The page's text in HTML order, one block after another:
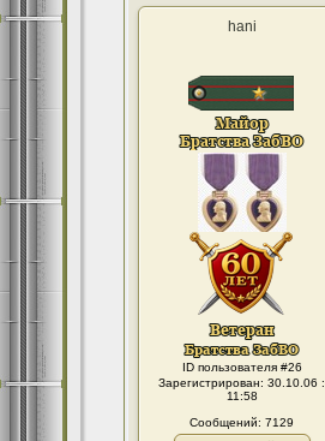
hani
ID пользователя #26
Зарегистрирован: 30.10.06 :
11:58
Сообщений: 7129